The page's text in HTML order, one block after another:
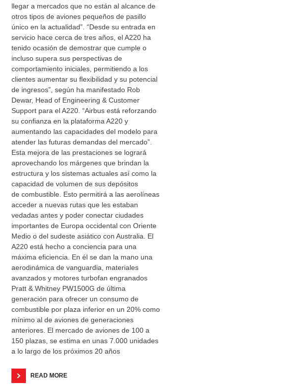
llegar a mercados que no están al alcance de
otros tipos de aviones pequeños de pasillo
único en la actualidad”. “Desde su entrada en
servicio hace cerca de tres años, el A220 ha
tenido ocasión de demostrar que cumple o
incluso supera sus perspectivas de
comportamiento iniciales, permitiendo a los
clientes aumentar su flexibilidad y su potencial
de ingresos”, según ha manifestado Rob
Dewar, Head of Engineering & Customer
Support para el A220. “Airbus está reforzando
su confianza en la plataforma A220 y
aumentando las capacidades del modelo para
atender las futuras demandas del mercado”.
Esta mejora de las prestaciones se logrará
aprovechando los márgenes que brindan la
estructura y los sistemas actuales así como la
capacidad de volumen de sus depósitos
de combustible. Esto permitirá a las aerolíneas
acceder a nuevas rutas que les estaban
vedadas antes y poder conectar ciudades
importantes de Europa occidental con Oriente
Medio o del sudeste asiático con Australia. El
A220 está hecho a conciencia para una
máxima eficiencia. En él se dan la mano una
aerodinámica de vanguardia, materiales
avanzados y motores turbofan engranados
Pratt & Whitney PW1500G de última
generación para ofrecer un consumo de
combustible por plaza inferior en un 20% como
mínimo al de aviones de generaciones
anteriores. El mercado de aviones de 100 a
150 plazas, se estima en unas 7.000 unidades
a lo largo de los próximos 20 años
READ MORE